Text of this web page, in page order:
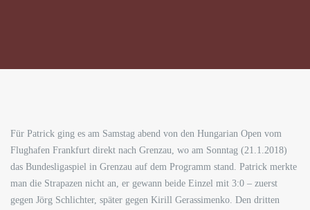
Für Patrick ging es am Samstag abend von den Hungarian Open vom
Flughafen Frankfurt direkt nach Grenzau, wo am Sonntag (21.1.2018)
das Bundesligaspiel in Grenzau auf dem Programm stand. Patrick merkte
man die Strapazen nicht an, er gewann beide Einzel mit 3:0 – zuerst
gegen Jörg Schlichter, später gegen Kirill Gerassimenko. Den dritten